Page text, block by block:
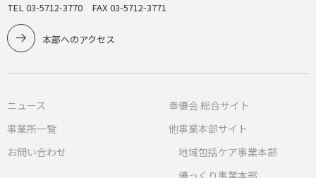
TEL 03-5712-3770 FAX 03-5712-3771
本部へのアクセス
ニュース
事業所一覧
お問い合わせ
奉優会 総合サイト
他事業本部サイト
地域包括ケア事業本部